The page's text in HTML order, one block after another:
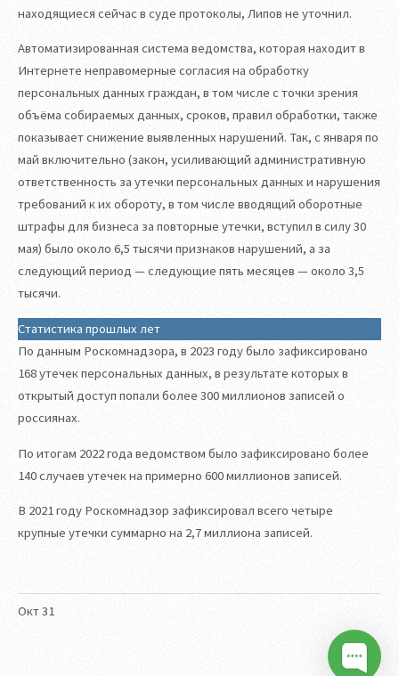
Окт31
находящиеся сейчас в суде протоколы, Липов не уточнил.
Автоматизированная система ведомства, которая находит в
Интернете неправомерные согласия на обработку
персональных данных граждан, в том числе с точки зрения
объёма собираемых данных, сроков, правил обработки, также
показывает снижение выявленных нарушений. Так, с января по
май включительно (закон, усиливающий административную
ответственность за утечки персональных данных и нарушения
требований к их обороту, в том числе вводящий оборотные
штрафы для бизнеса за повторные утечки, вступил в силу 30
мая) было около 6,5 тысячи признаков нарушений, а за
следующий период — следующие пять месяцев — около 3,5
тысячи.
Статистика прошлых лет
По данным Роскомнадзора, в 2023 году было зафиксировано
168 утечек персональных данных, в результате которых в
открытый доступ попали более 300 миллионов записей о
россиянах.
По итогам 2022 года ведомством было зафиксировано более
140 случаев утечек на примерно 600 миллионов записей.
В 2021 году Роскомнадзор зафиксировал всего четыре
крупные утечки суммарно на 2,7 миллиона записей.